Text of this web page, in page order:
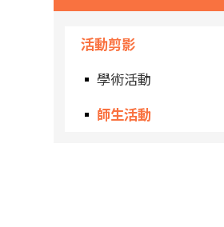
活動剪影
學術活動
師生活動